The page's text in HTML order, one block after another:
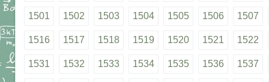
1501 1502 1503 1504 1505 1506 1507
1516 1517 1518 1519 1520 1521 1522
1531 1532 1533 1534 1535 1536 1537